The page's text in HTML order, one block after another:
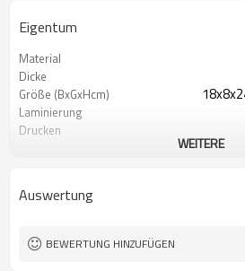
Eigentum
Material
Dicke
Größe (BxGxHcm)
Laminierung
Drucken
WEITERE
Auswertung
BEWERTUNG HINZUFÜGEN